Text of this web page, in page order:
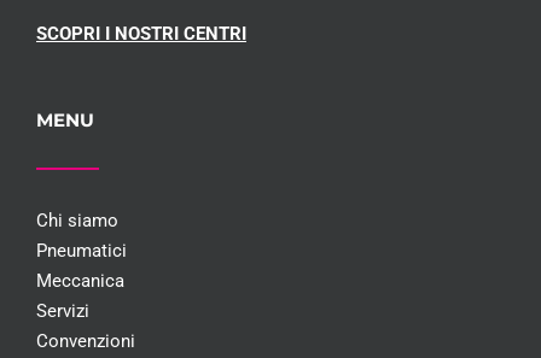
SCOPRI I NOSTRI CENTRI
MENU
Chi siamo
Pneumatici
Meccanica
Servizi
Convenzioni